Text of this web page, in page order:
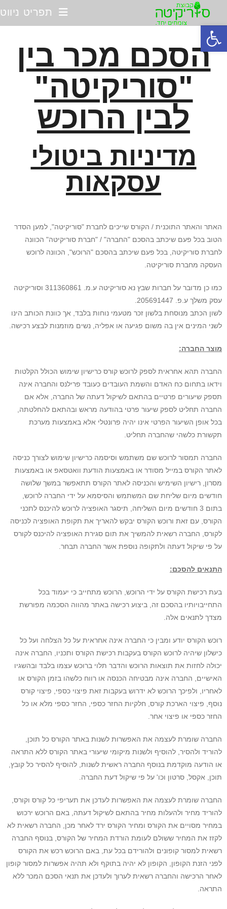
פתח סרגל נגישות
תפריט ניווט
הסכם מכר בין
"סוריקיטה"
לבין הרוכש
מדיניות ביטולי
עסקאות
האתר והאתר התוכנית / הקורס שייכים לחברת "סוריקיטה", למען הסדר
הטוב בכל פעם שיכתב בהסכם "החברה" / "חברת סוריקיטה" הכוונה
לחברת סוריקיטה, בכל פעם שיכתב בהסכם "הרוכש", הכוונה לרוכש
העסקה מחברת סוריקיטה.
כמו כן מדובר על חברות שבץ נא סוריקיטה ע.מ. 311360861 וסוריקיטה
עסק משלך ע.פ. 205691447.
לשון הכתב מנוסחת בלשון זכר מטעמי נוחות בלבד, אך כוונת הכותב הינו
לשני המינים אין בה משום פגיעה או אפליה, נשים מוזמנות לבצע רכישה.
מוצר החברה:
החברה תהא אחראית לספק לרוכש קורס כרישיון שימוש הכולל הקלטות
וידאו בתחום כח האדם והשמת העובדים כעובד פרילנס והחברה אינה
תספק שיעורים פרטיים בהתאם לשיקול דעתה של החברה, אלא אם
החברה תחליט לספק שיעור פרטי בהודעה מראש ובהתאם להחלטתה,
בכל אופן השיעור הפרטי אינו יהיה פרונטלי אלא באמצעות מערכת
תקשורת כלשהי שהחברה תחליט.
החברה תמסור לרוכש שם משתמש וסיסמה כרישיון שימוש לצורך כניסה
לאתר הקורס במייל מסודר או באמצעות הודעת וואטסאפ או באמצעות
מסרון, רישיון השימיש והכניסה לאתר הקורס תתאפשר במשך שלושה
חודשים מיום שליחת שם המשתמש והסיסמא על ידי החברה לרוכש,
בתום 3 חודשים מיום השליחה, תיסגר האופציה לרוכש להיכנס לתכני
הקורס, עם זאת ורוכש הקורס יבקש להאריך את תקופת האופציה לכניסה
לקורס, החברה רשאית להמשיך את תום סגירת האופציה להיכנס לקורס
על פי שיקול דעתה ולתקופה נוספת אשר החברה תבחר.
התנאים להסכם:
בעת רכישת הקורס על ידי הרוכש, הרוכש מתחייב כי יעמוד בכל
התחייבויותיו בהסכם זה, ביצוע רכישה באתר מהווה הסכמה מפורשת
מצדך לתנאים אלה.
רוכש הקורס יודע ומבין כי החברה אינה אחראית על כל הצלחה ועל כל
כישלון שיהיה לרוכש הקורס בעקבות רכישת הקורס ותכניו, החברה אינה
יכולה לחזות את תוצאות הרוכש והדבר תלוי ברוכש עצמו בלבד ובהשגיו
האישיים, החברה אינה מבטיחה הכנסה או רווח כלשהו בזמן הקורס או
לאחריו, ולפיכך הרוכש לא ידרוש בעקבות זאת פיצוי כספי, פיצוי קורס
נוסף, פיצוי הארכת קורס, חלקיות החזר כספי, החזר כספי מלא או כל
החזר כספי או פיצוי אחר.
החברה שומרת לעצמה את האפשרות לשנות באתר הקורס כל תוכן,
להוריד ולהסיר, להוסיף ולשנות מיקומי שיעורי באתר הקורס ללא התראה
או הודעה מוקדמת בנוסף החברה ראשית לשנות, להוסיף להסיר כל קובץ,
תוכן, אקסל, סרטון וכו' על פי שיקול דעת החברה.
החברה שומרת לעצמה את האפשרות לעדכן את תעריפי כל קורס וקורס,
להוריד מחיר ולהעלות מחיר בהתאם לשיקול דעתה, באם הרוכש ירכוש
במחיר מסויים את הקורס ומחיר הקורס ירד לאחר מכן, החברה רשאית לא
לקזז את המחיר ששולם לעומת הורדת המחיר של הקורס, בנוסף החברה
רשאית למסור קופונים ולהורידם בכל עת, באם הרוכש רכש את הקורס
לפני הזנת הקופון, הקופון לא יהיה בתוקף ולא תהיה אפשרות למסור קופון
לאחר הרכישה והחברה רשאית לערוך ולעדכן את תנאי הסכם המכר ללא
התראה.